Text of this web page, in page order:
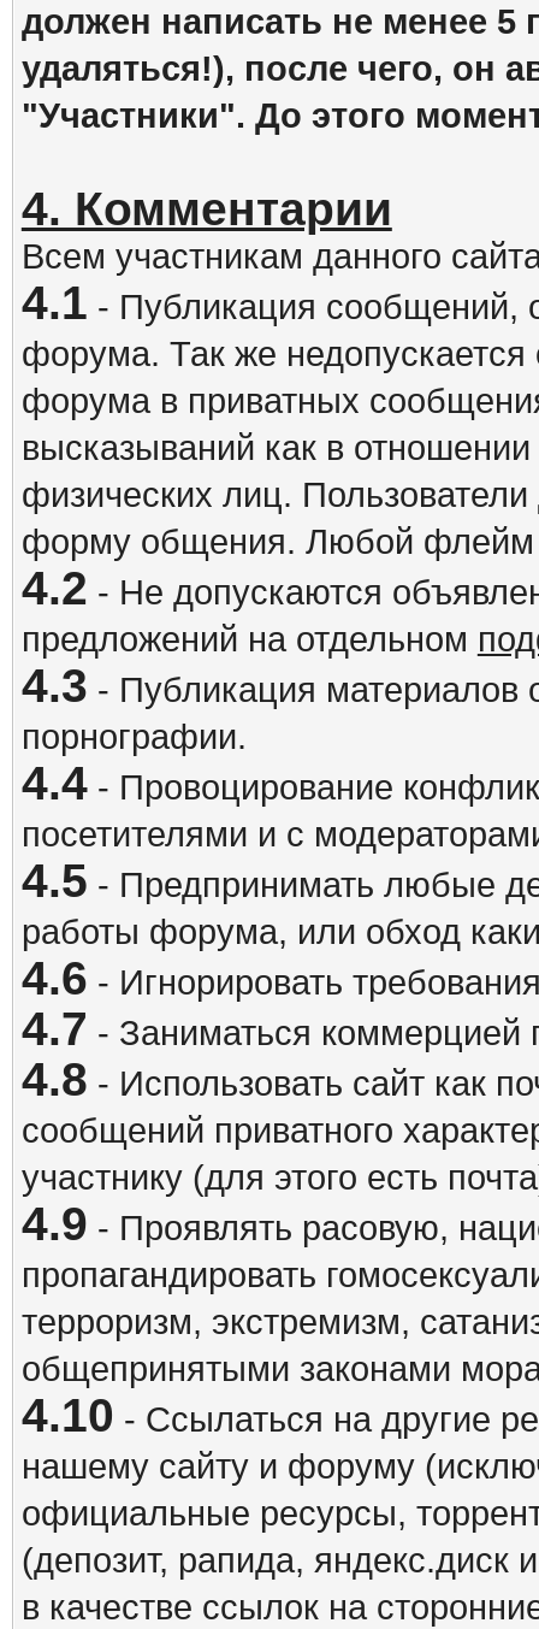
должен написать не менее
удаляться!), после чего, он
"Участники". До этого
4. Комментарии
Всем участникам данного
4.1 - Публикация сообщений,
форума. Так же недопускается
форума в приватных
высказываний как в
физических лиц.
форму общения. Любой флейм
4.2 - Не допускаются
предложений на отдельном
4.3 - Публикация материалов
порнографии.
4.4- Провоцирование
посетителями и с
4.5 - Предпринимать любые
работы форума, или обход
4.6 - Игнорировать
4.7 - Заниматься коммерцией
4.8 - Использовать сайт как
сообщений приватного
участнику (для этого есть
4.9 - Проявлять расовую,
пропагандировать
терроризм, экстремизм,
общепринятыми законами
4.10 - Ссылаться на другие
нашему сайту и форуму
официальные ресурсы,
(депозит, рапида, яндекс.диск
в качестве ссылок на